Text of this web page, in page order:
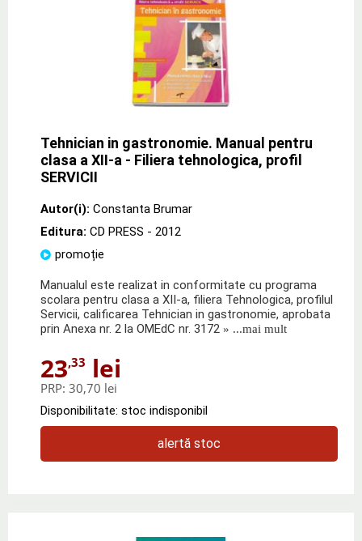
Tehnician in gastronomie. Manual pentru
clasa a XII-a - Filiera tehnologica, profil
SERVICII
Autor(i): Constanta Brumar
Editura: CD PRESS - 2012
promoție
Manualul este realizat in conformitate cu programa
scolara pentru clasa a XII-a, filiera Tehnologica, profilul
Servicii, calificarea Tehnician in gastronomie, aprobata
prin Anexa nr. 2 la OMEdC nr. 3172 » ...mai mult
23,33 lei
PRP: 30,70 lei
Disponibilitate: stoc indisponibil
alertă stoc